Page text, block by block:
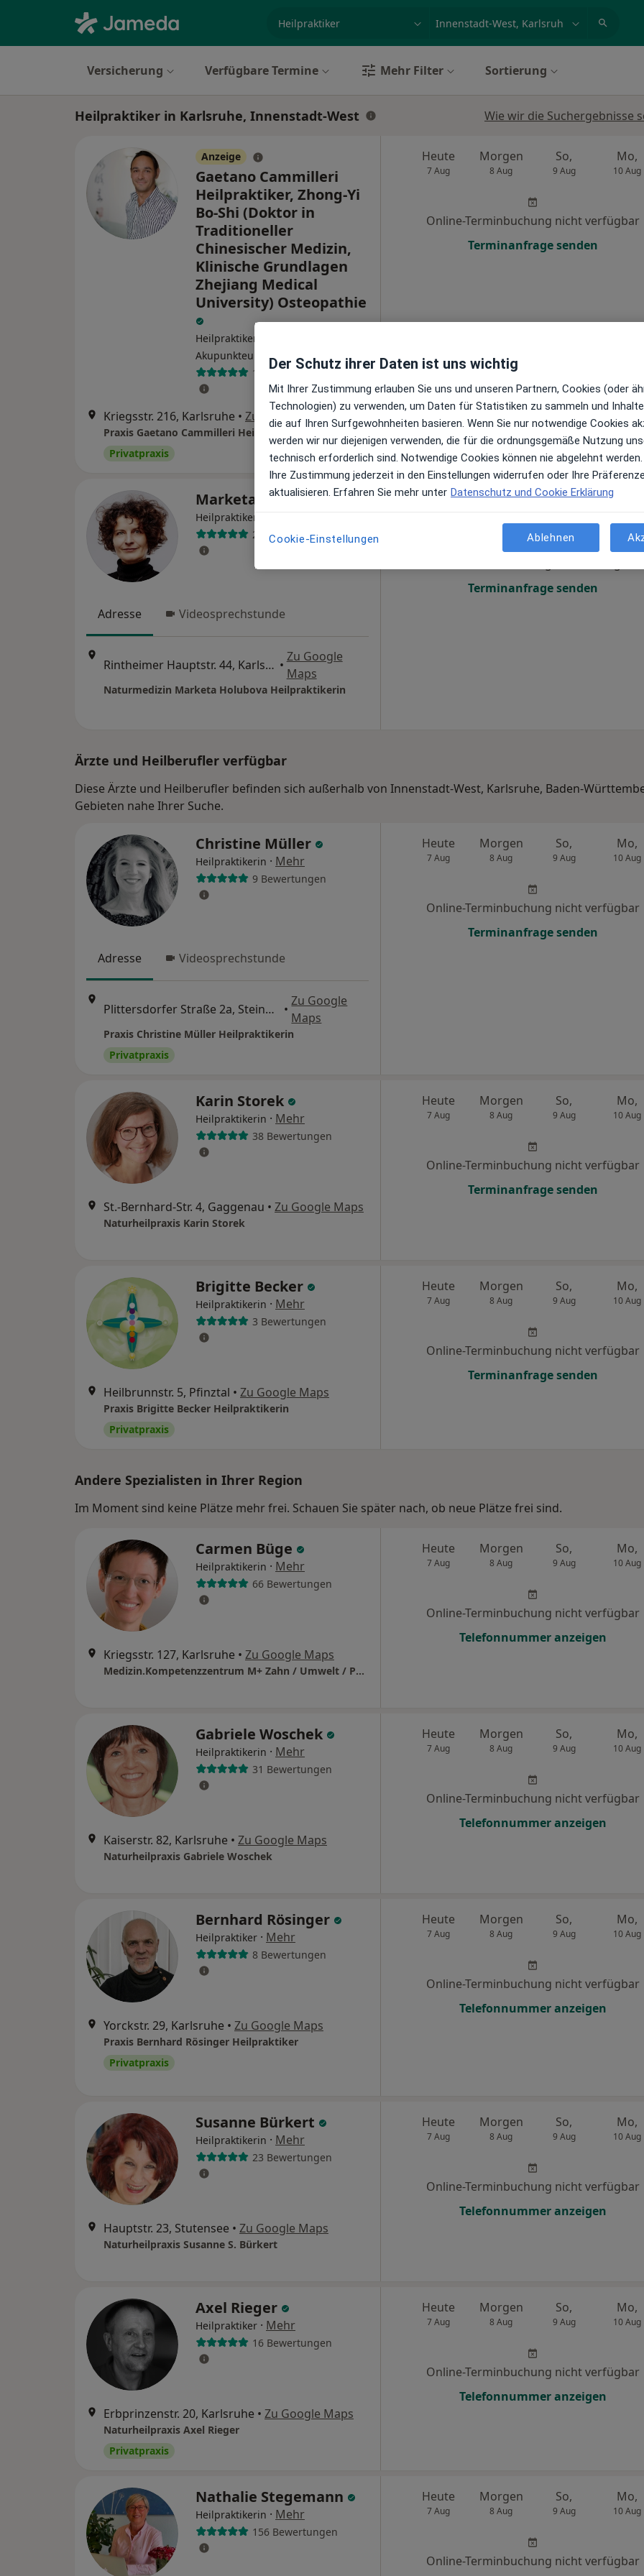
Versicherung Verfügbare Termine Mehr Filter Sortierung
Heilpraktiker in Karlsruhe, Innenstadt-West Wie wir die Suchergebnisse
Anzeige
Gaetano Cammilleri
Heilpraktiker, Zhong-Yi
Bo-Shi (Doktor in
Traditioneller
Chinesischer Medizin,
Klinische Grundlagen
Zhejiang Medical
University) Osteopathie
Heilpraktiker, Osteopath,
Akupunkteur
Mehr
186 Bewertungen
Kriegsstr. 216, Karlsruhe • Zu Google Maps
Praxis Gaetano Cammilleri Heilpraktiker
Privatpraxis
Heute
7 Aug
Morgen
8 Aug
So,
9 Aug
Mo,
10 Aug
Online-Terminbuchung nicht verfügbar
Terminanfrage senden
Marketa Holubova
Heilpraktikerin
22 Bewertungen
Adresse Videosprechstunde
Rintheimer Hauptstr. 44, Karlsruhe •
Zu Google
Maps
Naturmedizin Marketa Holubova Heilpraktikerin
Heute Morgen So,
Terminanfrage senden
Ärzte und Heilberufler verfügbar
Diese Ärzte und Heilberufler befinden sich außerhalb von Innenstadt-West, Karlsruhe, Baden-
Gebieten nahe Ihrer Suche.
Christine Müller
Heilpraktikerin · Mehr
9 Bewertungen
Adresse Videosprechstunde
Plittersdorfer Straße 2a, Steinmauern •
Zu Google
Maps
Praxis Christine Müller Heilpraktikerin
Privatpraxis
Heute
7 Aug
Morgen
8 Aug
So,
9 Aug
Mo,
10 Aug
Online-Terminbuchung nicht verfügbar
Terminanfrage senden
Karin Storek
Heilpraktikerin · Mehr
38 Bewertungen
St.-Bernhard-Str. 4, Gaggenau • Zu Google Maps
Naturheilpraxis Karin Storek
Heute
7 Aug
Morgen
8 Aug
So,
9 Aug
Mo,
10 Aug
Online-Terminbuchung nicht verfügbar
Terminanfrage senden
Brigitte Becker
Heilpraktikerin · Mehr
3 Bewertungen
Heilbrunnstr. 5, Pfinztal • Zu Google Maps
Praxis Brigitte Becker Heilpraktikerin
Privatpraxis
Heute
7 Aug
Morgen
8 Aug
So,
9 Aug
Mo,
10 Aug
Online-Terminbuchung nicht verfügbar
Terminanfrage senden
Andere Spezialisten in Ihrer Region
Im Moment sind keine Plätze mehr frei. Schauen Sie später nach, ob neue Plätze frei sind.
Carmen Büge
Heilpraktikerin · Mehr
66 Bewertungen
Kriegsstr. 127, Karlsruhe • Zu Google Maps
Medizin.Kompetenzzentrum M+ Zahn / Umwelt / Psyche Praxis HP Carmen Büge m+ Medizinisches Kompetenzzentrum
Heute
7 Aug
Morgen
8 Aug
So,
9 Aug
Mo,
10 Aug
Online-Terminbuchung nicht verfügbar
Telefonnummer anzeigen
Gabriele Woschek
Heilpraktikerin · Mehr
31 Bewertungen
Kaiserstr. 82, Karlsruhe • Zu Google Maps
Naturheilpraxis Gabriele Woschek
Heute
7 Aug
Morgen
8 Aug
So,
9 Aug
Mo,
10 Aug
Online-Terminbuchung nicht verfügbar
Telefonnummer anzeigen
Bernhard Rösinger
Heilpraktiker · Mehr
8 Bewertungen
Yorckstr. 29, Karlsruhe • Zu Google Maps
Praxis Bernhard Rösinger Heilpraktiker
Privatpraxis
Heute
7 Aug
Morgen
8 Aug
So,
9 Aug
Mo,
10 Aug
Online-Terminbuchung nicht verfügbar
Telefonnummer anzeigen
Susanne Bürkert
Heilpraktikerin · Mehr
23 Bewertungen
Hauptstr. 23, Stutensee • Zu Google Maps
Naturheilpraxis Susanne S. Bürkert
Heute
7 Aug
Morgen
8 Aug
So,
9 Aug
Mo,
10 Aug
Online-Terminbuchung nicht verfügbar
Telefonnummer anzeigen
Axel Rieger
Heilpraktiker · Mehr
16 Bewertungen
Erbprinzenstr. 20, Karlsruhe • Zu Google Maps
Naturheilpraxis Axel Rieger
Privatpraxis
Heute
7 Aug
Morgen
8 Aug
So,
9 Aug
Mo,
10 Aug
Online-Terminbuchung nicht verfügbar
Telefonnummer anzeigen
Nathalie Stegemann
Heilpraktikerin · Mehr
156 Bewertungen
Heute
7 Aug
Morgen
8 Aug
So,
9 Aug
Mo,
10 Aug
Online-Terminbuchung nicht verfügbar
Der Schutz ihrer Daten ist uns wichtig
Mit Ihrer Zustimmung erlauben Sie uns und unseren Partnern, Cookies (oder
Technologien) zu verwenden, um Daten für Statistiken zu sammeln und
die auf Ihren Surfgewohnheiten basieren. Wenn Sie nur notwendige Cookies
werden wir nur diejenigen verwenden, die für die ordnungsgemäße Nutzung
technisch erforderlich sind. Notwendige Cookies können nie abgelehnt werden.
Ihre Zustimmung jederzeit in den Einstellungen widerrufen oder Ihre
aktualisieren. Erfahren Sie mehr unter Datenschutz und Cookie Erklärung
Cookie-Einstellungen Ablehnen